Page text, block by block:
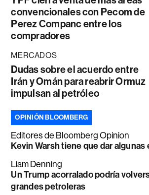
convencionales con Pecom de
Perez Companc entre los
compradores
MERCADOS
Dudas sobre el acuerdo entre
Irán y Omán para reabrir Ormuz
impulsan al petróleo
OPINIÓN BLOOMBERG
Editores de Bloomberg Opinion
Kevin Warsh tiene que dar
Liam Denning
Un Trump acorralado podría
grandes petroleras